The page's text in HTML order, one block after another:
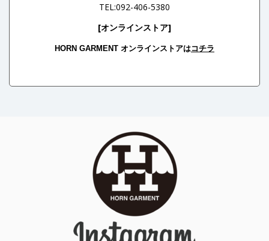
TEL:092-406-5380
[オンラインストア]
HORN GARMENT オンラインストアはコチラ